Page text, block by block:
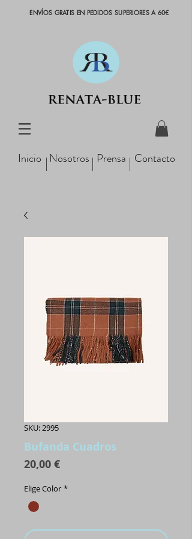
ENVÍOS GRATIS EN PEDIDOS SUPERIORES A 60€
Inicio Nosotros Prensa Contacto
SKU: 2995
Bufanda Cuadros
20,00 €Precio
Elige Color *